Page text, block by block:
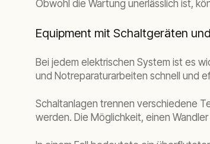
Obwohl die Wartung unerlässlich ist,
Equipment mit Schaltgeräten
Bei jedem elektrischen System ist es
und Notreparaturarbeiten schnell und
Schaltanlagen trennen verschiedene
werden. Die Möglichkeit, einen